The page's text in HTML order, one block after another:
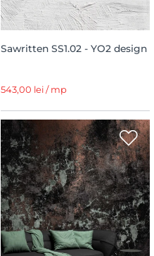
Sawritten SS1.02 - YO2 design
543,00 lei / mp